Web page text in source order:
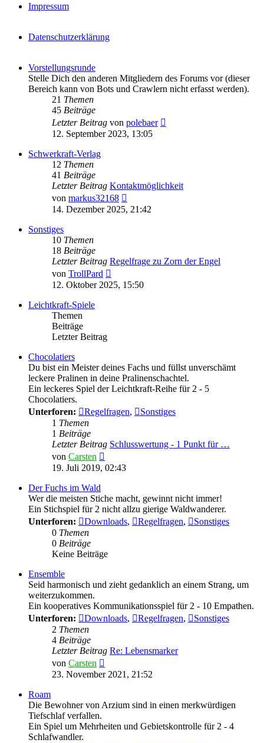
Impressum
Datenschutzerklärung
Vorstellungsrunde
Stelle Dich den anderen Mitgliedern des Forums vor (dieser
Bereich kann von Bots und Crawlern nicht erfasst werden).
21 Themen
45 Beiträge
Letzter Beitrag von polebaer
12. September 2023, 13:05
Schwerkraft-Verlag
12 Themen
41 Beiträge
Letzter Beitrag Kontaktmöglichkeit
von markus32168
Beitrag
14. Dezember 2025, 21:42
Sonstiges
10 Themen
18 Beiträge
Letzter Beitrag Regelfrage zu Zorn der Engel
von TrollPard
Beitrag
12. Oktober 2025, 15:50
Leichtkraft-Spiele
Themen
Beiträge
Letzter Beitrag
Chocolatiers
Du bist ein Meister deines Fachs und füllst unverschämt
leckere Pralinen in deine Pralinenschachtel.
Ein leckeres Spiel der Leichtkraft-Reihe für 2 - 5
Chocolatiers.
Unterforen:
Regelfragen,
Sonstiges
1 Themen
1 Beiträge
Letzter Beitrag Schlusswertung - 1 Punkt für …
von Carsten
Beitrag
19. Juli 2019, 02:43
Der Fuchs im Wald
Wer die meisten Stiche macht, gewinnt nicht immer!
Ein Stichspiel für 2 nicht allzu gierige Waldwanderer.
Unterforen:
Downloads, Regelfragen,
Sonstiges
0 Themen
0 Beiträge
Keine Beiträge
Ensemble
Seid harmonisch und zieht gedanklich an einem Strang, um
weiterzukommen.
Ein kooperatives Kommunikationsspiel für 2 - 10 Empathen.
Unterforen:
Downloads, Regelfragen,
Sonstiges
2 Themen
4 Beiträge
Letzter Beitrag Re: Lebensmarker
von Carsten
Beitrag
23. November 2021, 21:52
Roam
Die Bewohner von Arzium sind in einen merkwürdigen
Tiefschlaf verfallen.
Ein Spiel um Mehrheiten und Gebietskontrolle für 2 - 4
Schlafwandler.